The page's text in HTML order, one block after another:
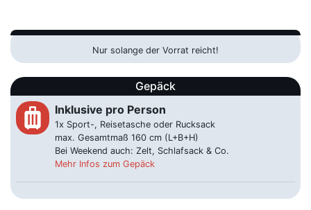
Garmisch-Patenkirchen
Göppingen - EWS Arena
Lorcher Str. 65, 73033 Göppingen
Günzburg - Pendlerparkplatz
Hauptstraße 2A, 89312 Günzburg 03.10.2026 ca. 09:15 Uhr
Heilbronn - Hbf 65,00 €
Nur solange der Vorrat reicht!
Gepäck
luggage Inklusive pro Person
1x Sport-, Reisetasche oder Rucksack
max. Gesamtmaß 160 cm (L+B+H)
Bei Weekend auch: Zelt, Schlafsack & Co.
Mehr Infos zum Gepäck